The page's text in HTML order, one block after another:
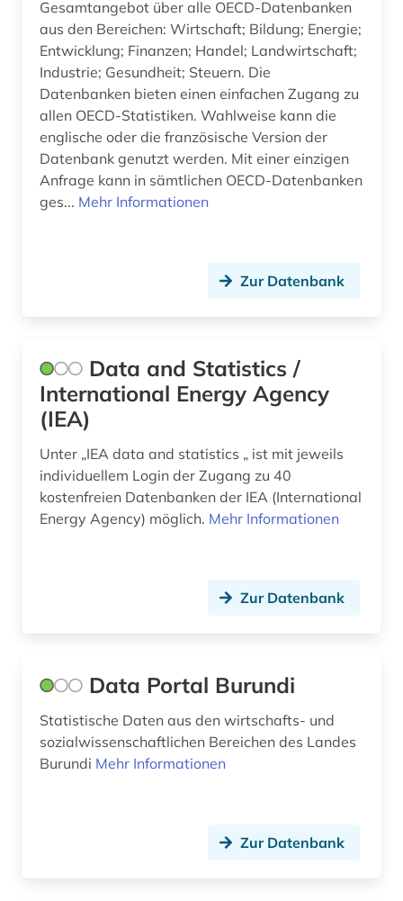
review (1)
rheinisches revier (1)
risikobewertung (1)
risikomanagement (1)
rohstoff (1)
rohstoffmarkt (1)
satellitenbild (1)
schadstoffe (1)
scientific collaboration (1)
solarenergie (1)
solartechnik (1)
sowjetunion (1)
Gesamtangebot über alle OECD-Datenbanken
aus den Bereichen: Wirtschaft; Bildung; Energie;
Entwicklung; Finanzen; Handel; Landwirtschaft;
Industrie; Gesundheit; Steuern. Die
Datenbanken bieten einen einfachen Zugang zu
allen OECD-Statistiken. Wahlweise kann die
englische oder die französische Version der
Datenbank genutzt werden. Mit einer einzigen
Anfrage kann in sämtlichen OECD-Datenbanken
ges... Mehr Informationen
Zur Datenbank
Data and Statistics /
International Energy Agency
(IEA)
Unter „IEA data and statistics „ ist mit jeweils
individuellem Login der Zugang zu 40
kostenfreien Datenbanken der IEA (International
Energy Agency) möglich. Mehr Informationen
Zur Datenbank
Data Portal Burundi
Statistische Daten aus den wirtschafts- und
sozialwissenschaftlichen Bereichen des Landes
Burundi Mehr Informationen
Zur Datenbank